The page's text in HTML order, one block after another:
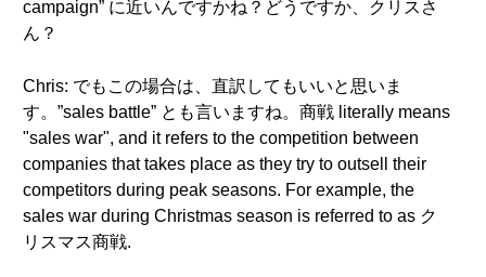
campaign” に近いんですかね？どうですか、クリスさ
ん？
Chris: でもこの場合は、直訳してもいいと思いま
す。”sales battle” とも言いますね。商戦 literally means
"sales war", and it refers to the competition between
companies that takes place as they try to outsell their
competitors during peak seasons. For example, the
sales war during Christmas season is referred to as ク
リスマス商戦.